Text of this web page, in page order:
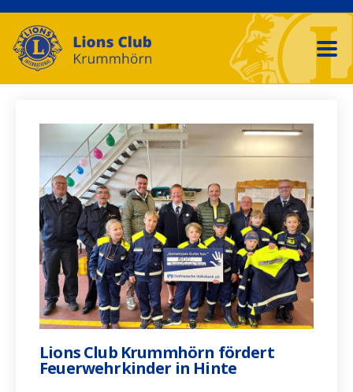
Lions Club Krummhörn fördert
Feuerwehrkinder in Hinte